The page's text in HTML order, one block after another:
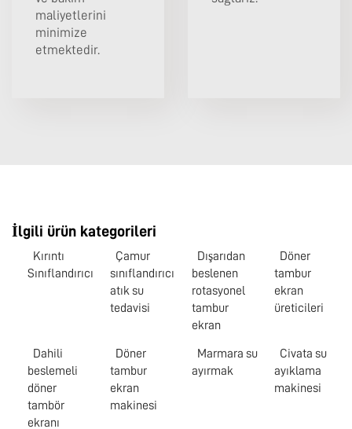
maliyetlerini
minimize
etmektedir.
İlgili ürün kategorileri
Kırıntı
Sınıflandırıcı
Çamur
sınıflandırıcı
atık su
tedavisi
Dışarıdan
beslenen
rotasyonel
tambur
ekran
Döner
tambur
ekran
üreticileri
Dahili
beslemeli
döner
tambör
ekranı
Döner
tambur
ekran
makinesi
Marmara su
ayırmak
Civata su
ayıklama
makinesi